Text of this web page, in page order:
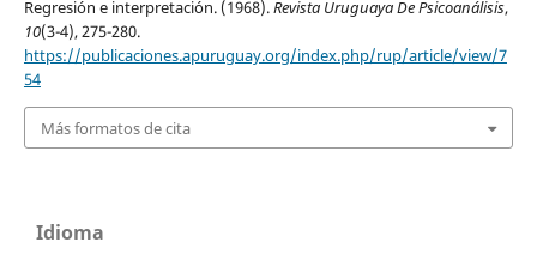
Regresión e interpretación. (1968).Revista Uruguaya De Psicoanálisis,
10(3-4), 275-280.
https://publicaciones.apuruguay.org/index.php/rup/article/view/7
54
Más formatos de cita
Idioma